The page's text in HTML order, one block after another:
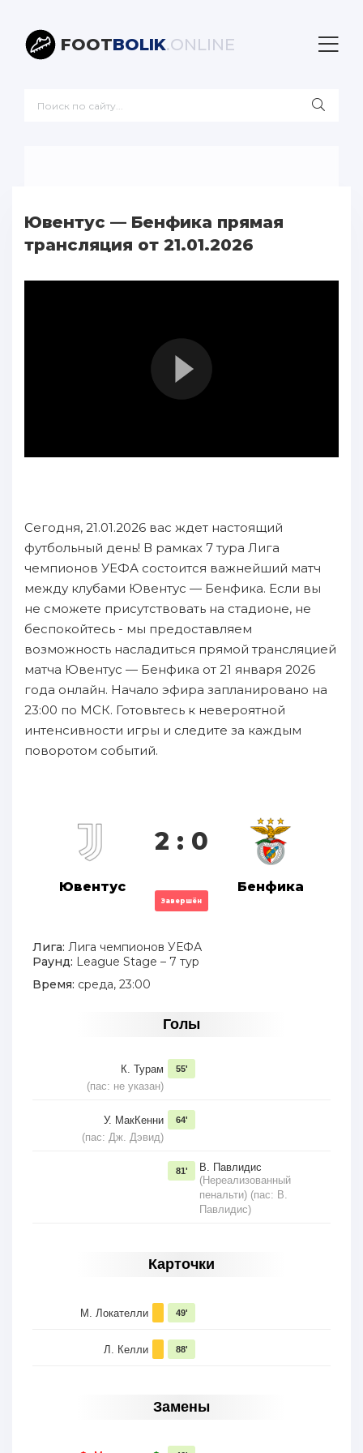
FOOTBOLIK.ONLINE
Ювентус — Бенфика прямая
трансляция от 21.01.2026
Сегодня, 21.01.2026 вас ждет настоящий
футбольный день! В рамках 7 тура Лига
чемпионов УЕФА состоится важнейший матч
между клубами Ювентус — Бенфика. Если вы
не сможете присутствовать на стадионе, не
беспокойтесь - мы предоставляем
возможность насладиться прямой трансляцией
матча Ювентус — Бенфика от 21 января 2026
года онлайн. Начало эфира запланировано на
23:00 по МСК. Готовьтесь к невероятной
интенсивности игры и следите за каждым
поворотом событий.
Ювентус
2 : 0
Завершён
Бенфика
Лига: Лига чемпионов УЕФА
Раунд: League Stage – 7 тур
Время: среда, 23:00
Голы
К. Турам
(пас: не указан)
55'
У. МакКенни
(пас: Дж. Дэвид)
64'
В. Павлидис
(Нереализованный
пенальти) (пас: В.
Павлидис)
81'
Карточки
М. Локателли 49'
Л. Келли 88'
Замены